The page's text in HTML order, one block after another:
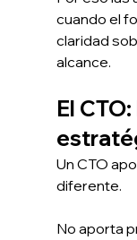
cuando el
claridad
alcance.
El
Un CTO
diferente.
No aporta